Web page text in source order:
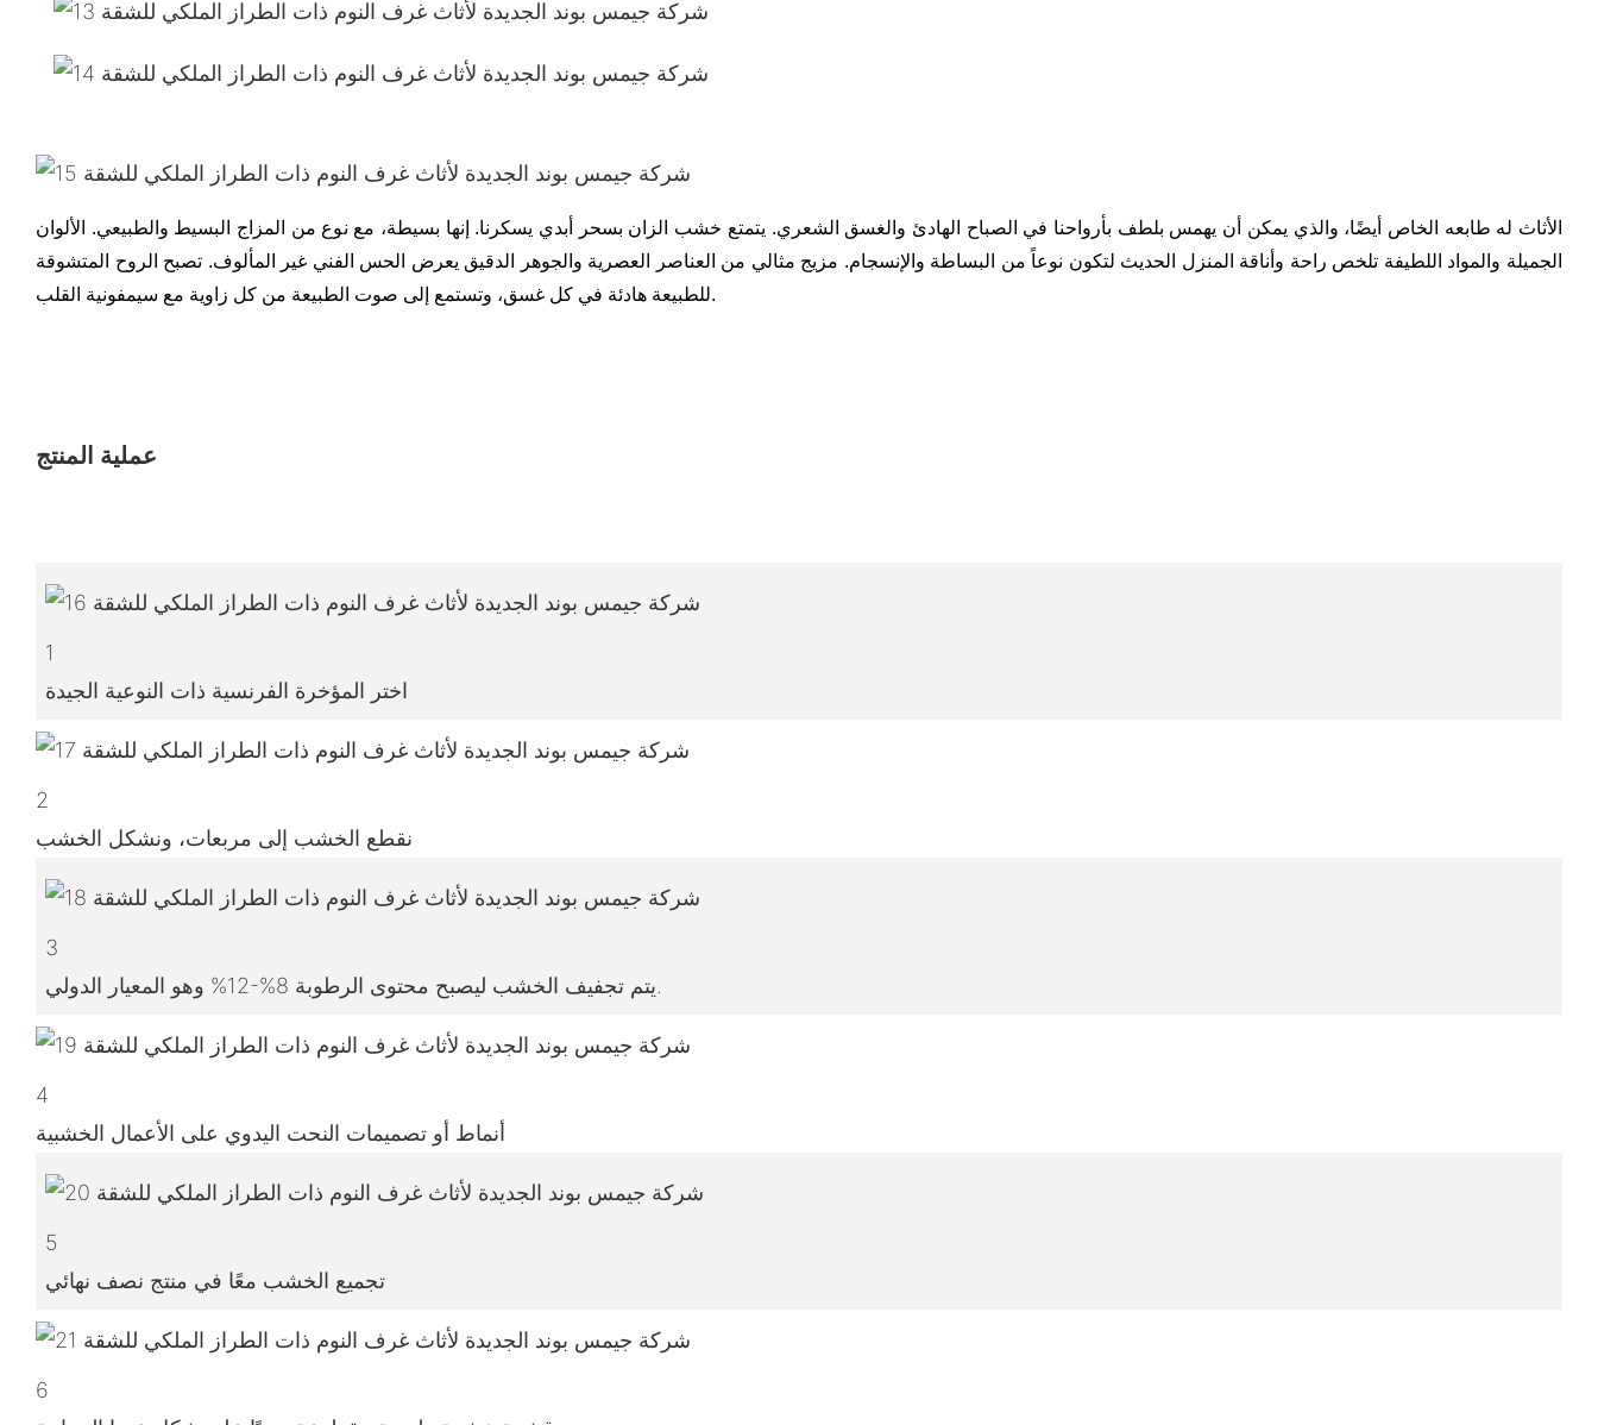
الأثاث له طابعه الخاص أيضًا، والذي يمكن أن يهمس بلطف بأرواحنا في الصباح الهادئ والغسق الشعري. يتمتع خشب الزان بسحر أبدي يسكرنا. إنها بسيطة، مع نوع من المزاج البسيط والطبيعي. الألوان
الجميلة والمواد اللطيفة تلخص راحة وأناقة المنزل الحديث لتكون نوعاً من البساطة والإنسجام. مزيج مثالي من العناصر العصرية والجوهر الدقيق يعرض الحس الفني غير المألوف. تصبح الروح المتشوقة
للطبيعة هادئة في كل غسق، وتستمع إلى صوت الطبيعة من كل زاوية مع سيمفونية القلب.
عملية المنتج
1
اختر المؤخرة الفرنسية ذات النوعية الجيدة
2
نقطع الخشب إلى مربعات، ونشكل الخشب
3
يتم تجفيف الخشب ليصبح محتوى الرطوبة 8%-12% وهو المعيار الدولي.
4
أنماط أو تصميمات النحت اليدوي على الأعمال الخشبية
5
تجميع الخشب معًا في منتج نصف نهائي
6